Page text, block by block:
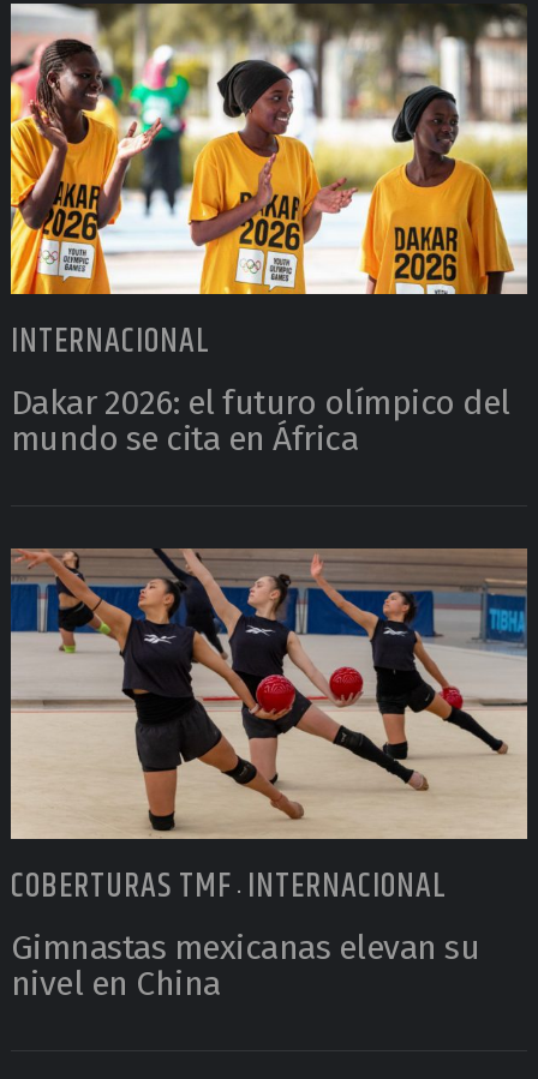
INTERNACIONAL
Dakar 2026: el futuro olímpico del
mundo se cita en África
COBERTURAS TMF • INTERNACIONAL
Gimnastas mexicanas elevan su
nivel en China